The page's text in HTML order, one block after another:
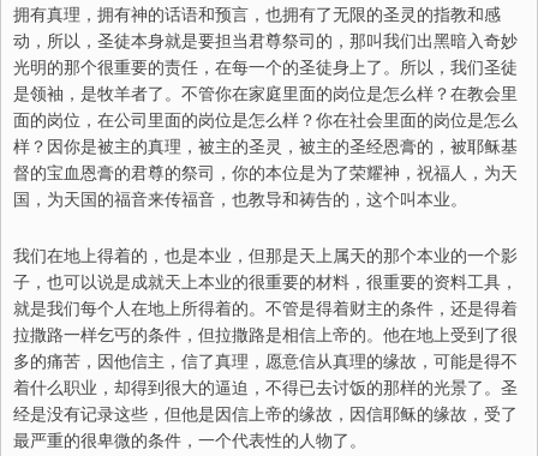
拥有真理，拥有神的话语和预言，也拥有了无限的圣灵的指教和感
动，所以，圣徒本身就是要担当君尊祭司的，那叫我们出黑暗入奇妙
光明的那个很重要的责任，在每一个的圣徒身上了。所以，我们圣徒
是领袖，是牧羊者了。不管你在家庭里面的岗位是怎么样？在教会里
面的岗位，在公司里面的岗位是怎么样？你在社会里面的岗位是怎么
样？因你是被主的真理，被主的圣灵，被主的圣经恩膏的，被耶稣基
督的宝血恩膏的君尊的祭司，你的本位是为了荣耀神，祝福人，为天
国，为天国的福音来传福音，也教导和祷告的，这个叫本业。
我们在地上得着的，也是本业，但那是天上属天的那个本业的一个影
子，也可以说是成就天上本业的很重要的材料，很重要的资料工具，
就是我们每个人在地上所得着的。不管是得着财主的条件，还是得着
拉撒路一样乞丐的条件，但拉撒路是相信上帝的。他在地上受到了很
多的痛苦，因他信主，信了真理，愿意信从真理的缘故，可能是得不
着什么职业，却得到很大的逼迫，不得已去讨饭的那样的光景了。圣
经是没有记录这些，但他是因信上帝的缘故，因信耶稣的缘故，受了
最严重的很卑微的条件，一个代表性的人物了。